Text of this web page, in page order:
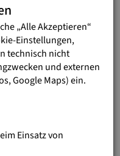
verändern! In
noch einen großen
Auf einem
Wirkung, wenn
lernen. Denn
keinen Zugang zu
wir die Schultaschen
den Weg in eine
„Alle Akzeptieren“
Einstellungen,
technisch nicht
und externen
Google Maps) ein.
Einsatz von